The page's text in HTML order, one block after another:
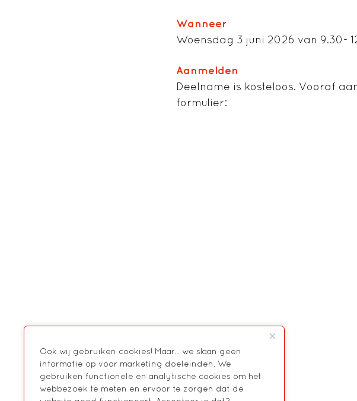
Ook wij gebruiken cookies! Maar... we slaan geen
informatie op voor marketing doeleinden. We
gebruiken functionele en analytische cookies om het
webbezoek te meten en ervoor te zorgen dat de
Wanneer
Woensdag 3 juni 2026 van 9.30-
Aanmelden
Deelname is kosteloos. Vooraf
formulier: